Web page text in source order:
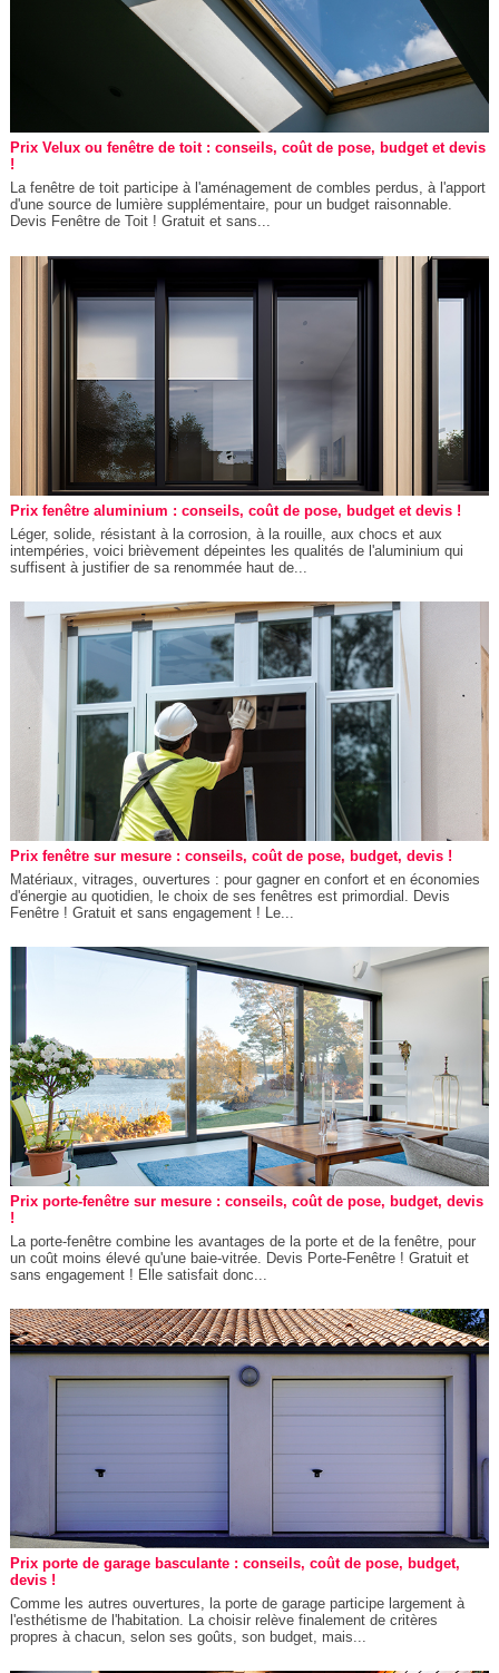
Prix Velux ou fenêtre de toit : conseils, coût de pose, budget et devis
!
La fenêtre de toit participe à l'aménagement de combles perdus, à l'apport
d'une source de lumière supplémentaire, pour un budget raisonnable.
Devis Fenêtre de Toit ! Gratuit et sans...
Prix fenêtre aluminium : conseils, coût de pose, budget et devis !
Léger, solide, résistant à la corrosion, à la rouille, aux chocs et aux
intempéries, voici brièvement dépeintes les qualités de l'aluminium qui
suffisent à justifier de sa renommée haut de...
Prix fenêtre sur mesure : conseils, coût de pose, budget, devis !
Matériaux, vitrages, ouvertures : pour gagner en confort et en économies
d'énergie au quotidien, le choix de ses fenêtres est primordial. Devis
Fenêtre ! Gratuit et sans engagement ! Le...
Prix porte-fenêtre sur mesure : conseils, coût de pose, budget, devis
!
La porte-fenêtre combine les avantages de la porte et de la fenêtre, pour
un coût moins élevé qu'une baie-vitrée. Devis Porte-Fenêtre ! Gratuit et
sans engagement ! Elle satisfait donc...
Prix porte de garage basculante : conseils, coût de pose, budget,
devis !
Comme les autres ouvertures, la porte de garage participe largement à
l'esthétisme de l'habitation. La choisir relève finalement de critères
propres à chacun, selon ses goûts, son budget, mais...